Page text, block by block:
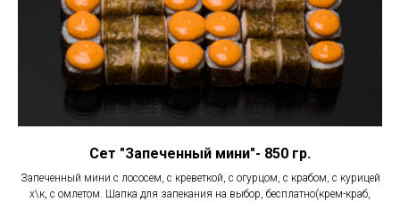
Сет "Запеченный мини"- 850 гр.
Запеченный мини с лососем, с креветкой, с огурцом, с крабом, с курицей
х\к, с омлетом. Шапка для запекания на выбор, бесплатно(крем-краб,